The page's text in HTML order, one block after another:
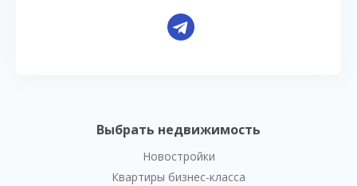
Выбрать недвижимость
Новостройки
Квартиры бизнес-класса